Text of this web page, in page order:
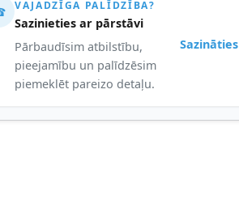
VAJADZĪGA PALĪDZĪBA?
Sazinieties ar pārstāvi
Pārbaudīsim atbilstību,
pieejamību un palīdzēsim
piemeklēt pareizo detaļu.
Sazināties